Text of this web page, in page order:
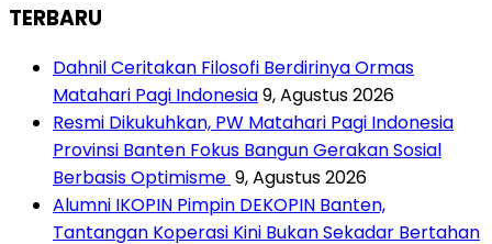
TERBARU
Dahnil Ceritakan Filosofi Berdirinya Ormas
Matahari Pagi Indonesia9, Agustus 2026
Resmi Dikukuhkan, PW Matahari Pagi Indonesia
Provinsi Banten Fokus Bangun Gerakan Sosial
Berbasis Optimisme 9, Agustus 2026
Alumni IKOPIN Pimpin DEKOPIN Banten,
Tantangan Koperasi Kini Bukan Sekadar Bertahan